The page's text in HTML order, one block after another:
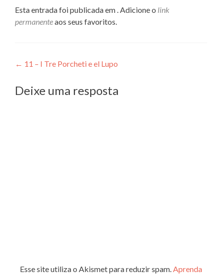
Esta entrada foi publicada em . Adicione o link
permanenteaos seus favoritos.
Navegação
de
Post
← 11 – I Tre Porcheti e el Lupo
Deixe uma resposta
Esse site utiliza o Akismet para reduzir spam.Aprenda